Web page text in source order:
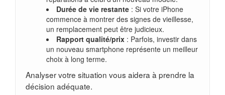
Durée de vie restante: Si votre iPhone
commence à montrer des signes de vieillesse,
un remplacement peut être judicieux.
Rapport qualité/prix: Parfois, investir dans
un nouveau smartphone représente un meilleur
choix à long terme.
Analyser votre situation vous aidera à prendre la
décision adéquate.